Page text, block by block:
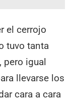
el cerrojo
tuvo tanta
pero igual
llevarse los
cara a cara